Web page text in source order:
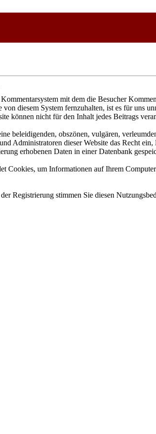
mit dem die Besucher
von diesem System fernzuhalten, ist es für uns
können nicht für den Inhalt jedes Beitrags
beleidigenden, obszönen, vulgären,
Administratoren dieser Website das Recht
erhobenen Daten in einer Datenbank
Cookies, um Informationen auf Ihrem
Registrierung stimmen Sie diesen